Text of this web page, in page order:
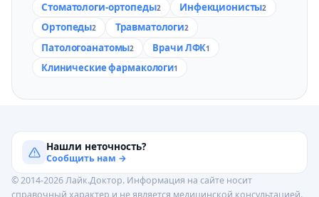
Стоматологи-ортопеды2 Инфекционисты2
Ортопеды2 Травматологи2
Патологоанатомы2 Врачи ЛФК1
Клинические фармакологи1
Нашли неточность?
Сообщить нам →
© 2014-2026 Лайк.Доктор. Информация на сайте носит
справочный характер и не является медицинской консультацией.